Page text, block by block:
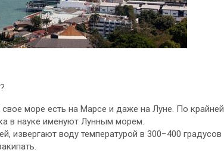
море есть на Марсе и даже на Луне. По крайней
в науке именуют Лунным морем.
извергают воду температурой в 300−400 градусов